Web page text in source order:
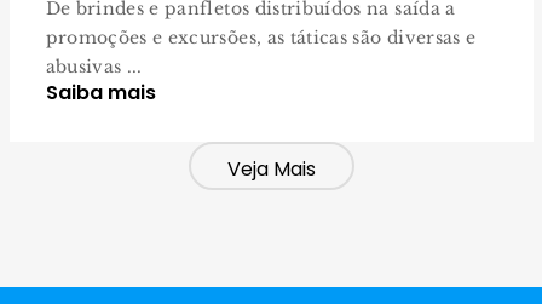
De brindes e panfletos distribuídos na saída a
promoções e excursões, as táticas são diversas e
abusivas ...
Saiba mais
Veja Mais